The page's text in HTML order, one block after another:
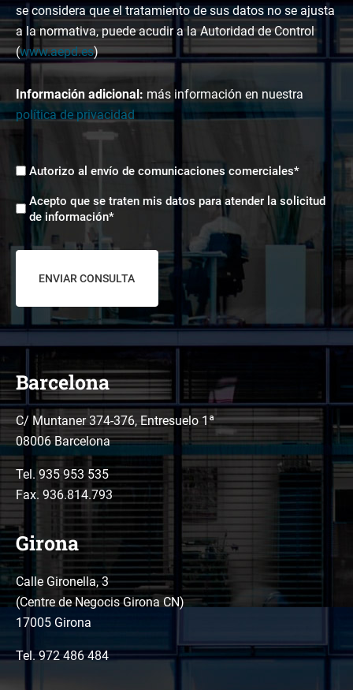
se considera que el tratamiento de sus datos no se ajusta
a la normativa, puede acudir a la Autoridad de Control
(www.aepd.es)
Información adicional: más información en nuestra
política de privacidad
Envíos
Autorizo al envío de comunicaciones comerciales*
Aceptación
tratamiento
datos
Acepto que se traten mis datos para atender la solicitud
de información*
Barcelona
C/ Muntaner 374-376, Entresuelo 1ª
08006 Barcelona
Tel. 935 953 535
Fax. 936.814.793
Girona
Calle Gironella, 3
(Centre de Negocis Girona CN)
17005 Girona
Tel.972 486 484